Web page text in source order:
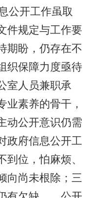
公开工作虽取
件规定与工作要
期盼，仍存在不
织保障力度亟待
室人员兼职承
业素养的骨干，
动公开意识仍需
政府信息公开工
到位，怕麻烦、
向尚未根除；三